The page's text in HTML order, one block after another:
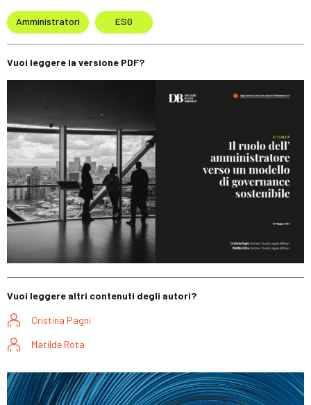
Amministratori ESG
Vuoi leggere la versione PDF?
Vuoi leggere altri contenuti degli autori?
Cristina Pagni
Matilde Rota